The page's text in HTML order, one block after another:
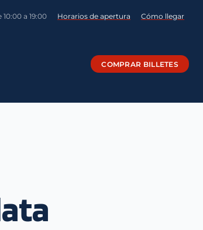
a 19:00 Horarios de apertura Cómo llegar
COMPRAR BILLETES